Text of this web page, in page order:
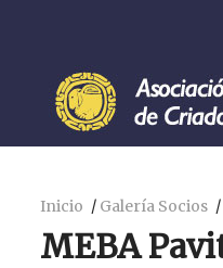
Inicio Galería Socios
MEBA